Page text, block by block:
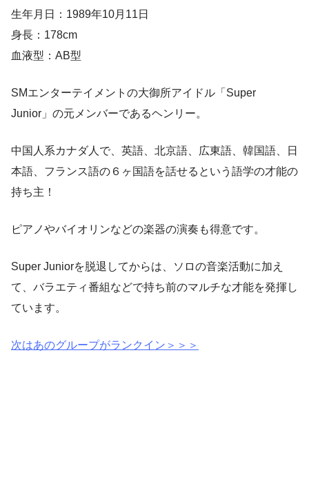
生年月日：1989年10月11日
身長：178cm
血液型：AB型
SMエンターテイメントの大御所アイドル「Super
Junior」の元メンバーであるヘンリー。
中国人系カナダ人で、英語、北京語、広東語、韓国語、日
本語、フランス語の６ヶ国語を話せるという語学の才能の
持ち主！
ピアノやバイオリンなどの楽器の演奏も得意です。
Super Juniorを脱退してからは、ソロの音楽活動に加え
て、バラエティ番組などで持ち前のマルチな才能を発揮し
ています。
次はあのグループがランクイン＞＞＞